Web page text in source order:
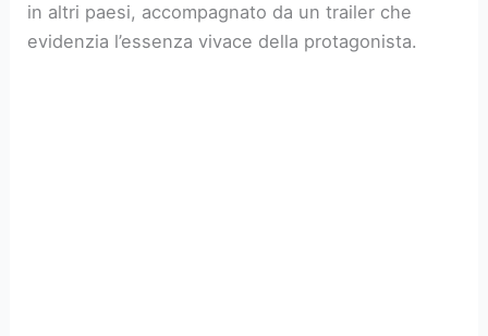
in altri paesi, accompagnato da un trailer che
evidenzia l’essenza vivace della protagonista.